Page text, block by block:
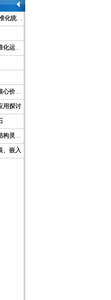
RC521 自动授时数字时钟：公共场所标准化统一计时终端
电子时钟系统施工安装的常见误区及标准化运维管理规范
数字时代的时空基石：电子时钟系统的核心价值与多维意义
用探讨
双北斗授时服务器可以根据不同的网络结构灵活部署
、嵌入